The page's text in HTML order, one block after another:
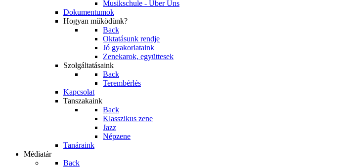
Musikschule - Über Uns
Dokumentumok
Hogyan működünk?
Back
Oktatásunk rendje
Jó gyakorlataink
Zenekarok, együttesek
Szolgáltatásaink
Back
Terembérlés
Kapcsolat
Tanszakaink
Back
Klasszikus zene
Jazz
Népzene
Tanáraink
Médiatár
Back